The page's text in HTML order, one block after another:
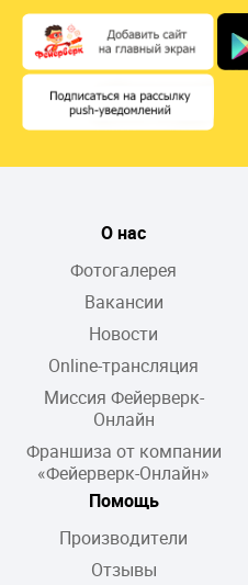
О нас
Фотогалерея
Вакансии
Новости
Online-трансляция
Миссия Фейерверк-
Онлайн
Франшиза от компании
«Фейерверк-Онлайн»
Помощь
Производители
Отзывы